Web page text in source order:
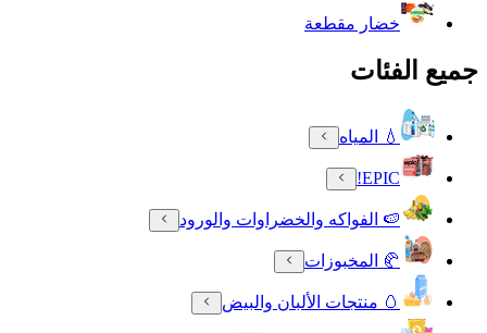
خضار مقطعة
جميع الفئات
💧 المياه
EPIC!
🍉 الفواكه والخضراوات والورود
🥐 المخبوزات
🥚 منتجات الألبان والبيض